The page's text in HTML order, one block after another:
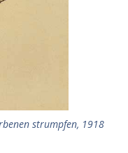
strumpfen, 1918